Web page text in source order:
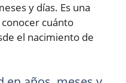
y días. Es una
cuánto
el nacimiento de